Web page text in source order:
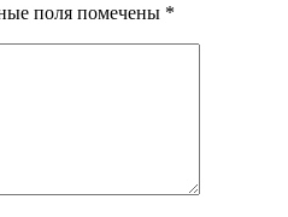
поля помечены *